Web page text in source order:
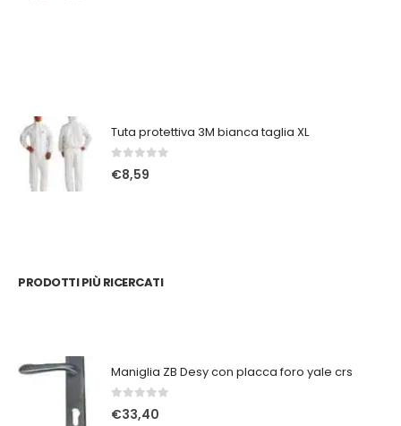
Tuta protettiva 3M bianca taglia XL
Su 5
€8,59
PRODOTTI PIÙ RICERCATI
Maniglia ZB Desy con placca foro yale crs
Su 5
€33,40